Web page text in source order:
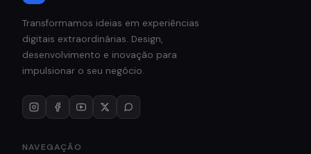
Transformamos ideias em experiências
digitais extraordinárias. Design,
desenvolvimento e inovação para
impulsionar o seu negócio.
NAVEGAÇÃO